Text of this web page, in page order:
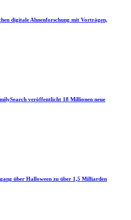
digitale Ahnenforschung mit Vorträgen,
veröffentlicht 18 Millionen neue
über Halloween zu über 1,5 Milliarden